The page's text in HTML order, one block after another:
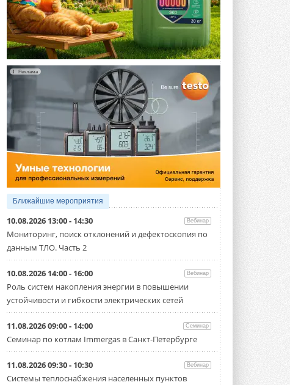
Реклама
Ближайшие мероприятия
10.08.2026 13:00 - 14:30 Вебинар
Мониторинг, поиск отклонений и дефектоскопия по
данным ТЛО. Часть 2
10.08.2026 14:00 - 16:00 Вебинар
Роль систем накопления энергии в повышении
устойчивости и гибкости электрических сетей
11.08.2026 09:00 - 14:00 Семинар
Семинар по котлам Immergas в Санкт-Петербурге
11.08.2026 09:30 - 10:30 Вебинар
Системы теплоснабжения населенных пунктов